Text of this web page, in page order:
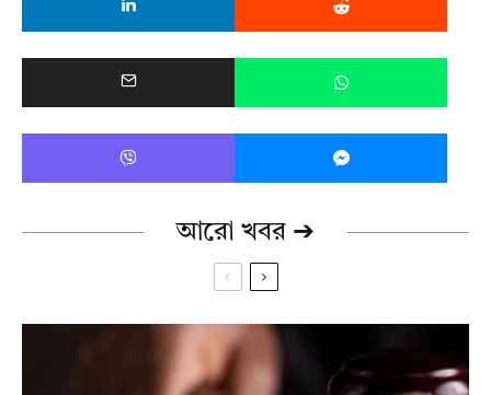
আরো খবর ➔